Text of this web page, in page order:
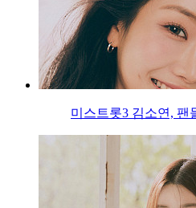
미스트롯3 김소연, 팬